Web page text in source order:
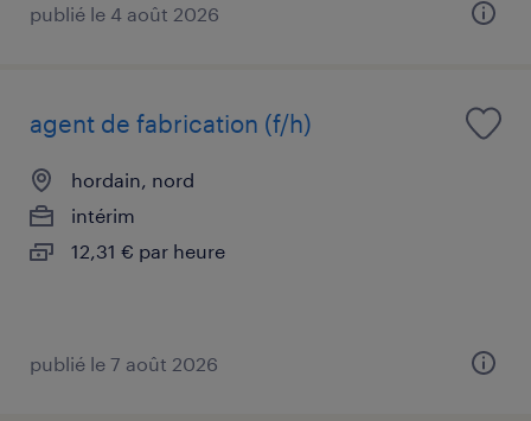
publié le 4 août 2026
agent de fabrication (f/h)
hordain, nord
intérim
12,31 € par heure
publié le 7 août 2026